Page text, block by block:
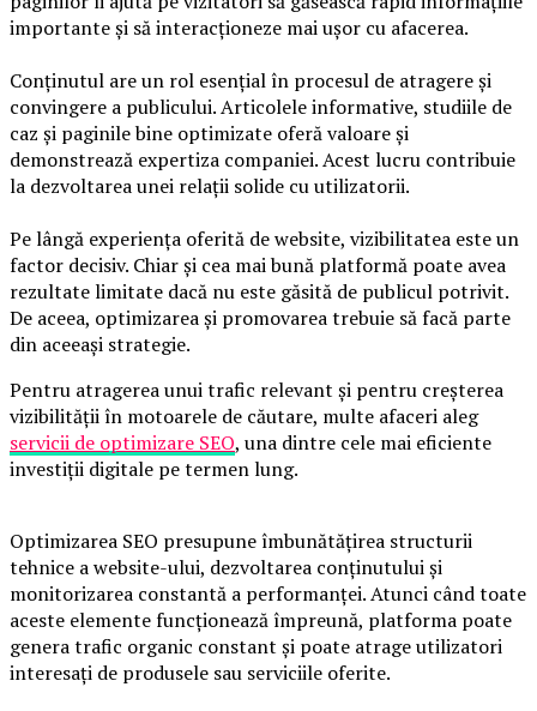
importante și să interacționeze mai ușor cu afacerea.
Conținutul are un rol esențial în procesul de atragere și
convingere a publicului. Articolele informative, studiile de
caz și paginile bine optimizate oferă valoare și
demonstrează expertiza companiei. Acest lucru contribuie
la dezvoltarea unei relații solide cu utilizatorii.
Pe lângă experiența oferită de website, vizibilitatea este un
factor decisiv. Chiar și cea mai bună platformă poate avea
rezultate limitate dacă nu este găsită de publicul potrivit.
De aceea, optimizarea și promovarea trebuie să facă parte
din aceeași strategie.
Pentru atragerea unui trafic relevant și pentru creșterea
vizibilității în motoarele de căutare, multe afaceri aleg
servicii de optimizare SEO, una dintre cele mai eficiente
investiții digitale pe termen lung.
Optimizarea SEO presupune îmbunătățirea structurii
tehnice a website-ului, dezvoltarea conținutului și
monitorizarea constantă a performanței. Atunci când toate
aceste elemente funcționează împreună, platforma poate
genera trafic organic constant și poate atrage utilizatori
interesați de produsele sau serviciile oferite.